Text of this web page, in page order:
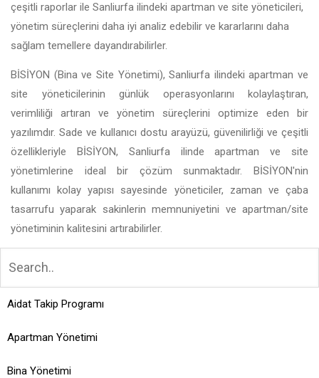
çeşitli raporlar ile Sanliurfa ilindeki apartman ve site yöneticileri,
yönetim süreçlerini daha iyi analiz edebilir ve kararlarını daha
sağlam temellere dayandırabilirler.
BİSİYON (Bina ve Site Yönetimi), Sanliurfa ilindeki apartman ve
site yöneticilerinin günlük operasyonlarını kolaylaştıran,
verimliliği artıran ve yönetim süreçlerini optimize eden bir
yazılımdır. Sade ve kullanıcı dostu arayüzü, güvenilirliği ve çeşitli
özellikleriyle BİSİYON, Sanliurfa ilinde apartman ve site
yönetimlerine ideal bir çözüm sunmaktadır. BİSİYON'nin
kullanımı kolay yapısı sayesinde yöneticiler, zaman ve çaba
tasarrufu yaparak sakinlerin memnuniyetini ve apartman/site
yönetiminin kalitesini artırabilirler.
Aidat Takip Programı
Apartman Yönetimi
Bina Yönetimi